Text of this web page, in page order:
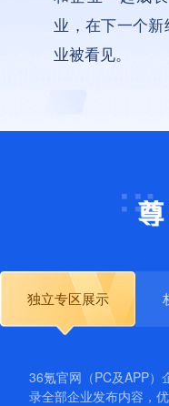
业，在下一个
业被看见。
独立专区展示
36氪官网（PC及APP）
录全部企业发布内容，优